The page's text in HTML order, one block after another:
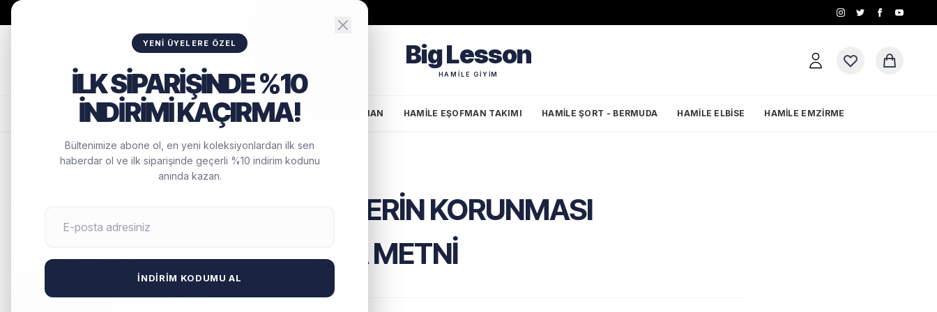
Big Lesson
HAMILE GIYIM
HAMILE PANTOLONU HAMILE T-SHIRT HAMILE EŞOFMAN HAMILE EŞOFMAN TAKIMI HAMILE ŞORT - BERMUDA HAMILE ELBISE HAMILE EMZIRME
KIŞISEL VERILERIN KORUNMASI
AYDINLATMA METNI
YENI ÜYELERE ÖZEL
İLK SİPARİŞİNDE %10
İNDİRİMİ KAÇIRMA!
Bültenimize abone ol, en yeni koleksiyonlardan ilk sen
haberdar ol ve ilk siparişinde geçerli %10 indirim kodunu
anında kazan.
İNDIRIM KODUMU AL